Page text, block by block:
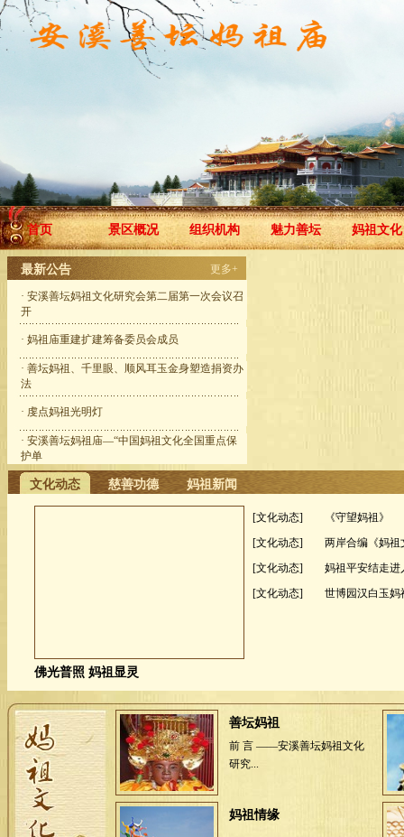
首页 景区概况 组织机构 魅力善坛 妈祖文化
最新公告 更多+
· 安溪善坛妈祖文化研究会第二届第一次会议召
开
· 妈祖庙重建扩建筹备委员会成员
· 善坛妈祖、千里眼、顺风耳玉金身塑造捐资办
法
· 虔点妈祖光明灯
· 安溪善坛妈祖庙—“中国妈祖文化全国重点保
护单
文化动态 慈善功德 妈祖新闻
[文化动态]
《守望妈祖》
[文化动态]
两岸合编《妈祖
[文化动态]
妈祖平安结走进
[文化动态]
世博园汉白玉妈
善坛妈祖
前 言 ——安溪善坛妈祖文化
研究...
妈祖情缘